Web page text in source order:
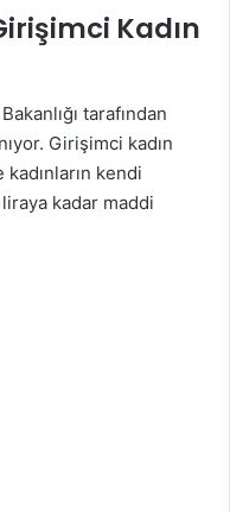
Kadın
tarafından
Girişimci kadın
kendi
kadar maddi